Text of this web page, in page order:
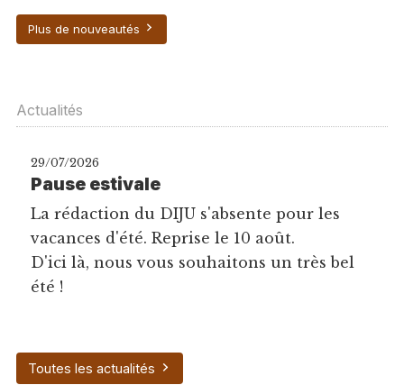
Plus de nouveautés
Actualités
29/07/2026
Pause estivale
La rédaction du DIJU s'absente pour les
vacances d'été. Reprise le 10 août.
D'ici là, nous vous souhaitons un très bel
été !
Toutes les actualités